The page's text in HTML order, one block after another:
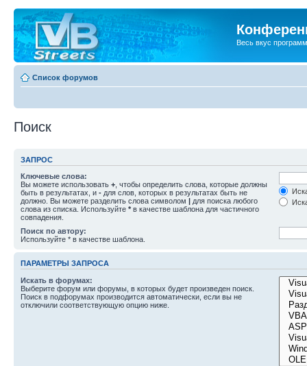
Весь вкус
Список форумов
Поиск
ЗАПРОС
Ключевые слова:
Вы можете использовать + , чтобы определить слова, которые должны
быть в результатах, и - для слов, которых в результатах быть не
должно. Вы можете разделить слова символом | для поиска любого
слова из списка. Используйте * в качестве шаблона для частичного
совпадения.
Поиск по автору:
Используйте * в качестве шаблона.
ПАРАМЕТРЫ ЗАПРОСА
Искать в форумах:
Выберите форум или форумы, в которых будет произведен поиск.
Поиск в подфорумах производится автоматически, если вы не
отключили соответствующую опцию ниже.